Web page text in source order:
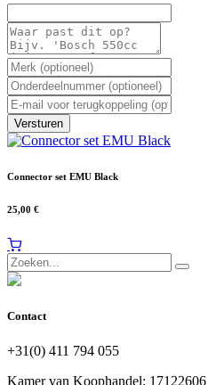
Versturen
Connector set EMU Black
25,00 €
Contact
+31(0) 411 794 055
Kamer van Koophandel: 17122606